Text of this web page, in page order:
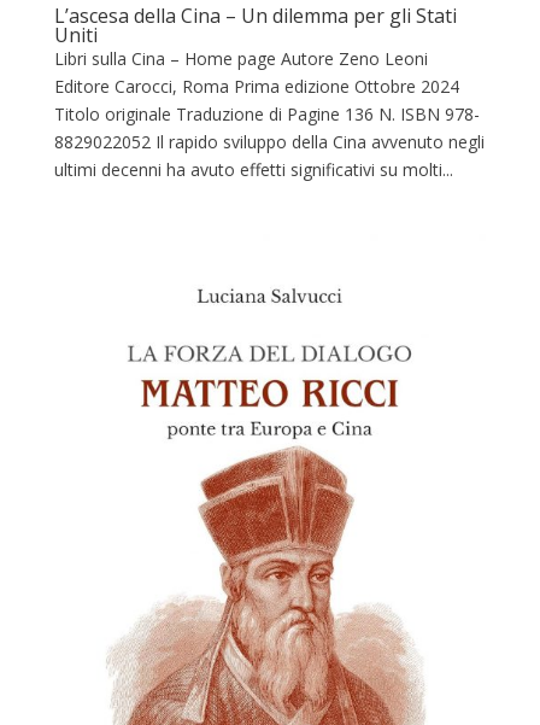
L’ascesa della Cina – Un dilemma per gli Stati
Uniti
Libri sulla Cina – Home page Autore Zeno Leoni
Editore Carocci, Roma Prima edizione Ottobre 2024
Titolo originale Traduzione di Pagine 136 N. ISBN ‎978-
8829022052 Il rapido sviluppo della Cina avvenuto negli
ultimi decenni ha avuto effetti significativi su molti...